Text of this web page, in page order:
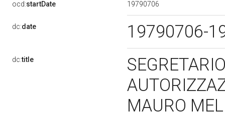
ocd:startDate 19790706
dc:date 19790706-
dc:title
MAURO